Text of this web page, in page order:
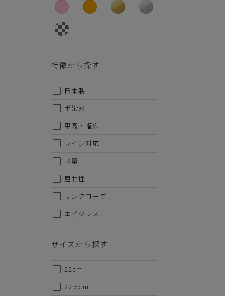
特徴から探す
日本製
手染め
甲高・幅広
レイン対応
軽量
屈曲性
リンクコーデ
エイジレス
サイズから探す
22cm
22.5cm
クレジットカード・銀行振込（前払い）・Amazonペイ・代